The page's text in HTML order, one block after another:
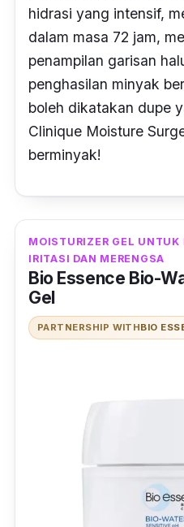
hidrasi yang intensif,
dalam masa 72 jam,
penampilan garisan
penghasilan minyak
boleh dikatakan dupe
Clinique Moisture
berminyak!
MOISTURIZER GEL
IRITASI DAN MERENGSA
Bio Essence Bio-
Gel
PARTNERSHIP WITHBIO